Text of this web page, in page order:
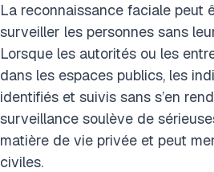
La reconnaissance faciale peut
surveiller les personnes sans
Lorsque les autorités ou les
dans les espaces publics, les
identifiés et suivis sans s’en
surveillance soulève de
matière de vie privée et peut
civiles.